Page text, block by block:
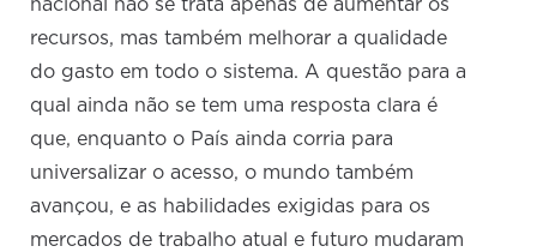
nacional não se trata apenas de aumentar os
recursos, mas também melhorar a qualidade
do gasto em todo o sistema. A questão para a
qual ainda não se tem uma resposta clara é
que, enquanto o País ainda corria para
universalizar o acesso, o mundo também
avançou, e as habilidades exigidas para os
mercados de trabalho atual e futuro mudaram